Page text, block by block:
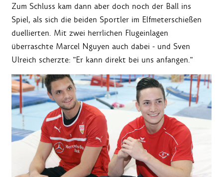
Zum Schluss kam dann aber doch noch der Ball ins
Spiel, als sich die beiden Sportler im Elfmeterschießen
duellierten. Mit zwei herrlichen Flugeinlagen
überraschte Marcel Nguyen auch dabei - und Sven
Ulreich scherzte: "Er kann direkt bei uns anfangen."